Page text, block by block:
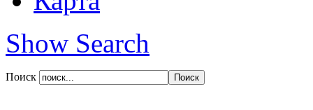
Show Search
Поиск